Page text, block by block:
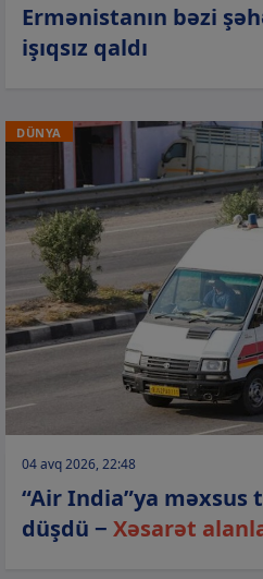
Ermənistanın bəzi
işıqsız qaldı
DÜNYA
04 avq 2026, 22:48
“Air India”ya məxsus
düşdü − Xəsarət